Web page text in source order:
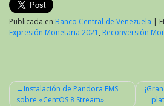
Publicada en Banco Central de Venezuela |
Expresión Monetaria 2021 , Reconversión
Instalación de Pandora FMS
sobre «CentOS 8 Stream»